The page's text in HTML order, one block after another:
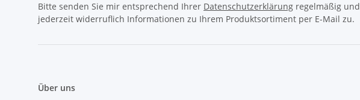
Bitte senden Sie mir entsprechend Ihrer Datenschutzerklärung regelmäßig und
jederzeit widerruflich Informationen zu Ihrem Produktsortiment per E-Mail zu.
Über uns